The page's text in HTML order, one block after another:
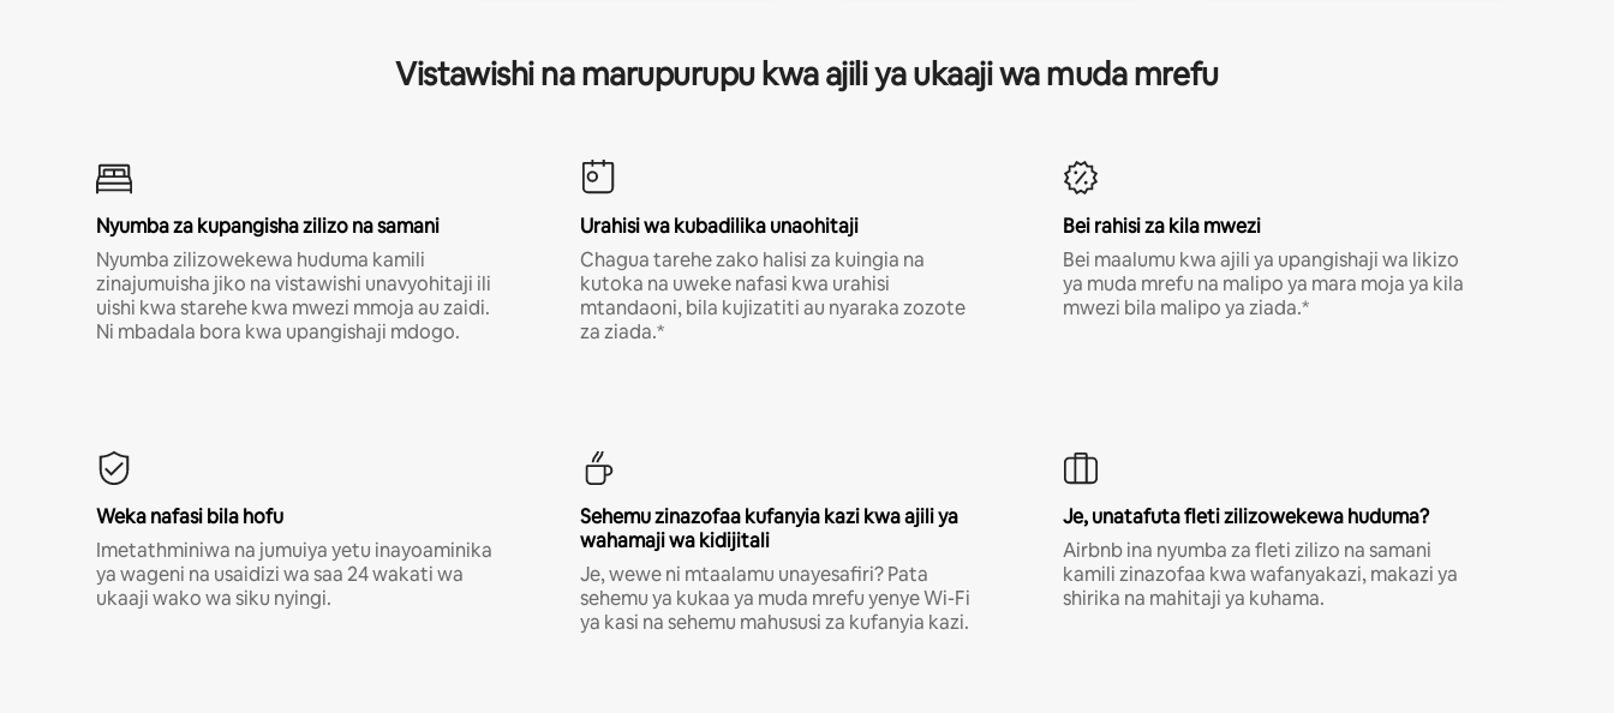
Vistawishi na marupurupu kwa ajili ya ukaaji wa muda mrefu
Nyumba za kupangisha zilizo na samani
Nyumba zilizowekewa huduma kamili
zinajumuisha jiko na vistawishi unavyohitaji ili
uishi kwa starehe kwa mwezi mmoja au zaidi.
Ni mbadala bora kwa upangishaji mdogo.
Urahisi wa kubadilika unaohitaji
Chagua tarehe zako halisi za kuingia na
kutoka na uweke nafasi kwa urahisi
mtandaoni, bila kujizatiti au nyaraka zozote
za ziada.*
Bei rahisi za kila mwezi
Bei maalumu kwa ajili ya upangishaji wa likizo
ya muda mrefu na malipo ya mara moja ya kila
mwezi bila malipo ya ziada.*
Weka nafasi bila hofu
Imetathminiwa na jumuiya yetu inayoaminika
ya wageni na usaidizi wa saa 24 wakati wa
ukaaji wako wa siku nyingi.
Sehemu zinazofaa kufanyia kazi kwa ajili ya
wahamaji wa kidijitali
Je, wewe ni mtaalamu unayesafiri? Pata
sehemu ya kukaa ya muda mrefu yenye Wi-Fi
ya kasi na sehemu mahususi za kufanyia kazi.
Je, unatafuta fleti zilizowekewa huduma?
Airbnb ina nyumba za fleti zilizo na samani
kamili zinazofaa kwa wafanyakazi, makazi ya
shirika na mahitaji ya kuhama.